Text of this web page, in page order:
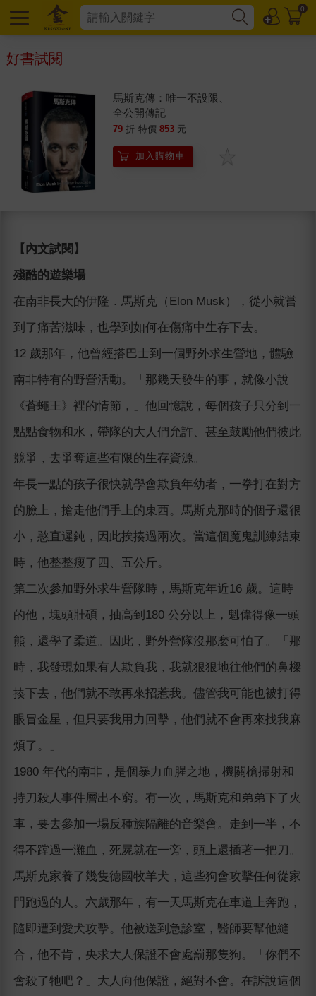
0
好書試閱
馬斯克傳：唯一不設限、
全公開傳記
79 折 特價 853 元
加入購物車
【內文試閱】
殘酷的遊樂場
在南非長大的伊隆．馬斯克（Elon Musk），從小就嘗
到了痛苦滋味，也學到如何在傷痛中生存下去。
12 歲那年，他曾經搭巴士到一個野外求生營地，體驗
南非特有的野營活動。「那幾天發生的事，就像小說
《蒼蠅王》裡的情節，」他回憶說，每個孩子只分到一
點點食物和水，帶隊的大人們允許、甚至鼓勵他們彼此
競爭，去爭奪這些有限的生存資源。
年長一點的孩子很快就學會欺負年幼者，一拳打在對方
的臉上，搶走他們手上的東西。馬斯克那時的個子還很
小，憨直遲鈍，因此挨揍過兩次。當這個魔鬼訓練結束
時，他整整瘦了四、五公斤。
第二次參加野外求生營隊時，馬斯克年近16 歲。這時
的他，塊頭壯碩，抽高到180 公分以上，魁偉得像一頭
熊，還學了柔道。因此，野外營隊沒那麼可怕了。「那
時，我發現如果有人欺負我，我就狠狠地往他們的鼻樑
揍下去，他們就不敢再來招惹我。儘管我可能也被打得
眼冒金星，但只要我用力回擊，他們就不會再來找我麻
煩了。」
1980 年代的南非，是個暴力血腥之地，機關槍掃射和
持刀殺人事件層出不窮。有一次，馬斯克和弟弟下了火
車，要去參加一場反種族隔離的音樂會。走到一半，不
得不蹚過一灘血，死屍就在一旁，頭上還插著一把刀。
馬斯克家養了幾隻德國牧羊犬，這些狗會攻擊任何從家
門跑過的人。六歲那年，有一天馬斯克在車道上奔跑，
隨即遭到愛犬攻擊。他被送到急診室，醫師要幫他縫
合，他不肯，央求大人保證不會處罰那隻狗。「你們不
會殺了牠吧？」大人向他保證，絕對不會。在訴說這個